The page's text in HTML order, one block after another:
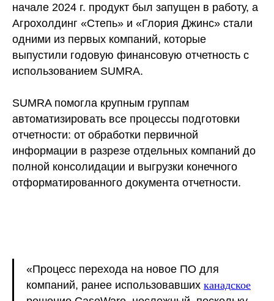
начале 2024 г. продукт был запущен в работу, а
Агрохолдинг «Степь» и «Глория Джинс» стали
одними из первых компаний, которые
выпустили годовую финансовую отчетность с
использованием SUMRA.
SUMRA помогла крупным группам
автоматизировать все процессы подготовки
отчетности: от обработки первичной
информации в разрезе отдельных компаний до
полной консолидации и выгрузки конечного
отформатированного документа отчетности.
«Процесс перехода на новое ПО для
компаний, ранее использовавших канадское